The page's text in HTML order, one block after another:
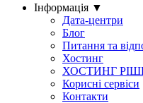
Інформація ▼
Дата-центри
Блог
Питання та
Хостинг
ХОСТИНГ
Корисні сервіси
Контакти